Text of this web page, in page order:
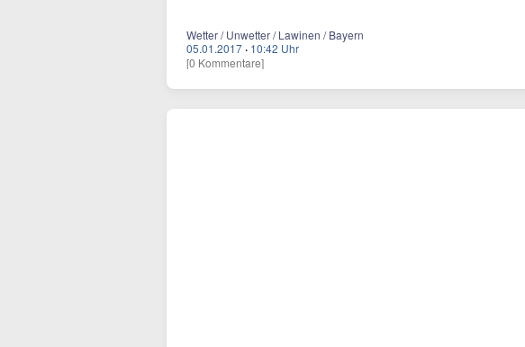
Wetter / Unwetter / Lawinen / Bayern
05.01.2017 · 10:42 Uhr
[0 Kommentare]